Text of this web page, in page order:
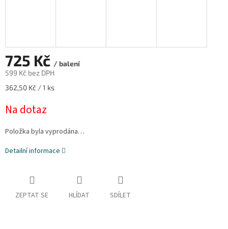
725 Kč / balení
599 Kč bez DPH
Měrná
362,50 Kč / 1 ks
Na dotaz
Položka byla vyprodána…
Detailní informace
ZEPTAT SE HLÍDAT SDÍLET